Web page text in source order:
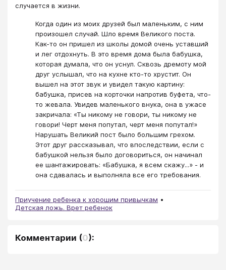
случается в жизни.
Когда один из моих друзей был маленьким, с ним
произошел случай. Шло время Великого поста.
Как-то он пришел из школы домой очень уставший
и лег отдохнуть. В это время дома была бабушка,
которая думала, что он уснул. Сквозь дремоту мой
друг услышал, что на кухне кто-то хрустит. Он
вышел на этот звук и увидел такую картину:
бабушка, присев на корточки напротив буфета, что-
то жевала. Увидев маленького внука, она в ужасе
закричала: «Ты никому не говори, ты никому не
говори! Черт меня попутал, черт меня попутал!»
Нарушать Великий пост было большим грехом.
Этот друг рассказывал, что впоследствии, если с
бабушкой нельзя было договориться, он начинал
ее шантажировать: «Бабушка, я всем скажу...» - и
она сдавалась и выполняла все его требования.
Приучение ребенка к хорошим привычкам
Детская ложь. Врет ребенок
Комментарии (0):